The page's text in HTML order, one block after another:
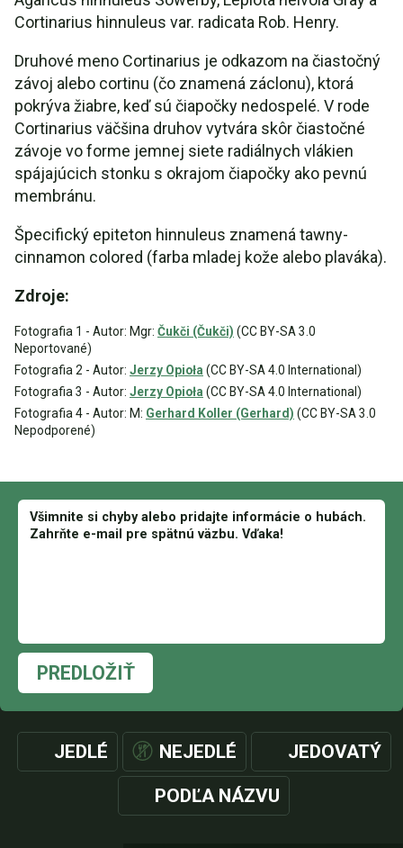
Cortinarius hinnuleus var. radicata Rob. Henry.
Druhové meno Cortinarius je odkazom na čiastočný
závoj alebo cortinu (čo znamená záclonu), ktorá
pokrýva žiabre, keď sú čiapočky nedospelé. V rode
Cortinarius väčšina druhov vytvára skôr čiastočné
závoje vo forme jemnej siete radiálnych vlákien
spájajúcich stonku s okrajom čiapočky ako pevnú
membránu.
Špecifický epiteton hinnuleus znamená tawny-
cinnamon colored (farba mladej kože alebo plaváka).
Zdroje:
Fotografia 1 - Autor: Mgr: Čukči (Čukči) (CC BY-SA 3.0
Neportované)
Fotografia 2 - Autor: Jerzy Opioła (CC BY-SA 4.0 International)
Fotografia 3 - Autor: Jerzy Opioła (CC BY-SA 4.0 International)
Fotografia 4 - Autor: M: Gerhard Koller (Gerhard) (CC BY-SA 3.0
Nepodporené)
PREDLOŽIŤ
JEDLÉ NEJEDLÉ JEDOVATÝ
PODĽA NÁZVU